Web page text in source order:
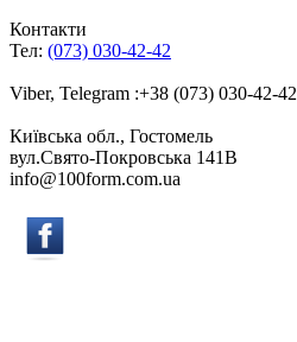
Контакти
Тел: (073) 030-42-42
Viber, Telegram :+38 (073) 030-42-42
Київська обл., Гостомель
вул.Свято-Покровська 141B
info@100form.com.ua